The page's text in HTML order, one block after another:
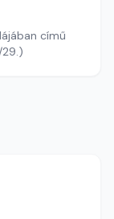
című